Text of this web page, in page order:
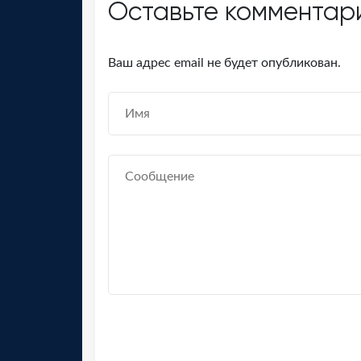
Оставьте
Ваш адрес email не будет опубликован.